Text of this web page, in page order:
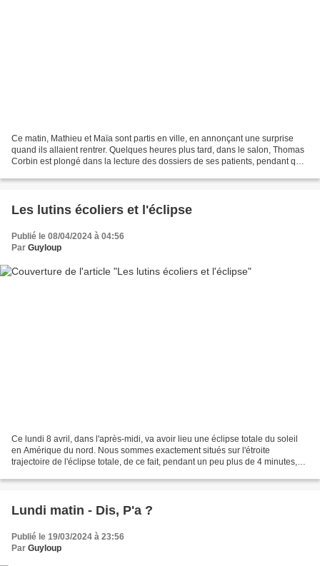
Ce matin, Mathieu et Maïa sont partis en ville, en annonçant une surprise
quand ils allaient rentrer. Quelques heures plus tard, dans le salon, Thomas
Corbin est plongé dans la lecture des dossiers de ses patients, pendant que
Les lutins écoliers et l'éclipse
Publié le 08/04/2024 à 04:56
Par Guyloup
Ce lundi 8 avril, dans l'après-midi, va avoir lieu une éclipse totale du soleil
en Amérique du nord. Nous sommes exactement situés sur l'étroite
trajectoire de l'éclipse totale, de ce fait, pendant un peu plus de 4 minutes,
Lundi matin - Dis, P'a ?
Publié le 19/03/2024 à 23:56
Par Guyloup